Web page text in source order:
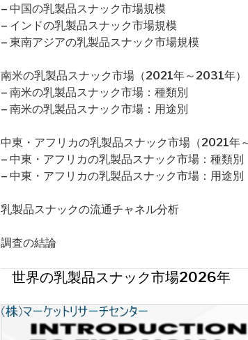
– 中国の乳製品スナック市場規模
– インドの乳製品スナック市場規模
– 東南アジアの乳製品スナック市場規模
南米の乳製品スナック市場（2021年～2031年）
– 南米の乳製品スナック市場：種類別
– 南米の乳製品スナック市場：用途別
中東・アフリカの乳製品スナック市場（2021年
– 中東・アフリカの乳製品スナック市場：種類別
– 中東・アフリカの乳製品スナック市場：用途別
乳製品スナックの流通チャネル分析
調査の結論
世界の乳製品スナック市場2026年